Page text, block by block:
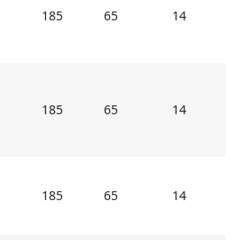
185 65 14
185 65 14
185 65 14